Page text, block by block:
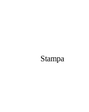
Stampa